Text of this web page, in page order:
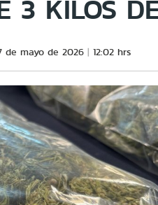
3 KILOS
de mayo de 2026 12:02 hrs